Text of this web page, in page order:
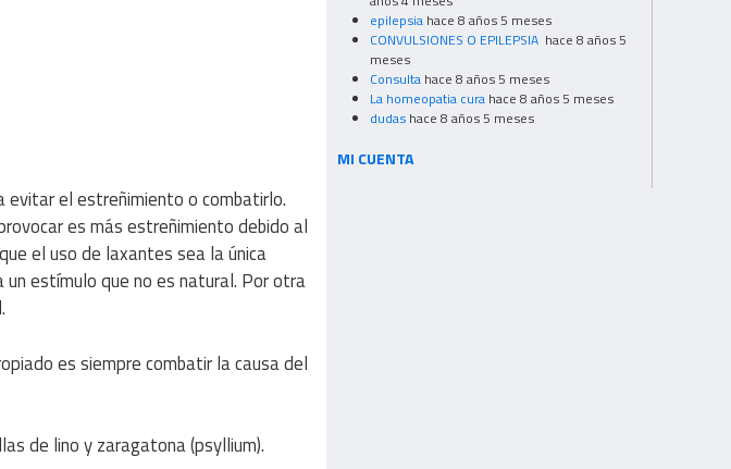
evitar el estreñimiento o combatirlo.
es más estreñimiento debido al
el uso de laxantes sea la única
estímulo que no es natural. Por otra
es siempre combatir la causa del
de lino y zaragatona (psyllium).
epilepsia hace 8 años 5 meses
CONVULSIONES O EPILEPSIA hace 8 años 5
meses
Consulta hace 8 años 5 meses
La homeopatia cura hace 8 años 5 meses
dudas hace 8 años 5 meses
MI CUENTA